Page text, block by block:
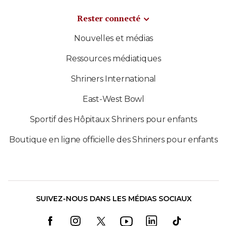
Rester connecté
Nouvelles et médias
Ressources médiatiques
Shriners International
East-West Bowl
Sportif des Hôpitaux Shriners pour enfants
Boutique en ligne officielle des Shriners pour enfants
SUIVEZ-NOUS DANS LES MÉDIAS SOCIAUX